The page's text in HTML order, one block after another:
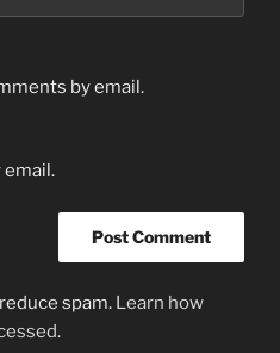
by email.
email.
spam. Learn how